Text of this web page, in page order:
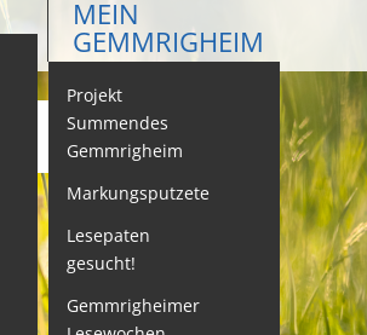
MEIN
GEMMRIGHEIM
Projekt
Summendes
Gemmrigheim
Markungsputzete
Lesepaten
gesucht!
Gemmrigheimer